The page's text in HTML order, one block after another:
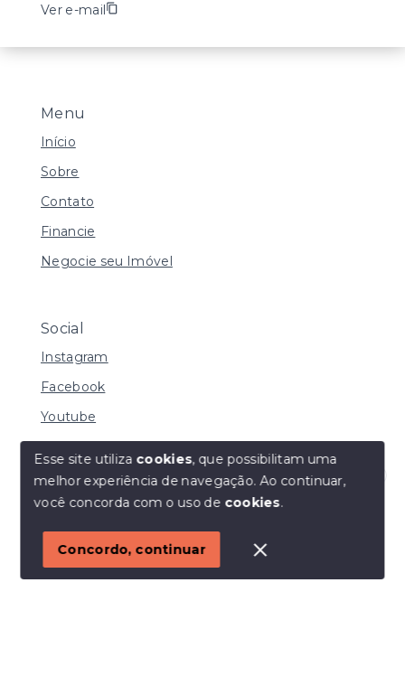
Olá! Estamos disponíveis para te ajudar.
Menu
Início
Sobre
Contato
Financie
Negocie seu Imóvel
Social
Instagram
Facebook
Youtube
© Copyright 2026 - I URBE CONSULTORIA
IMOBILIÁRIA | CRECI 33.934 J - Todos os direitos
SITE PARA IMOBILIARIA
Ver e-mail
Esse site utiliza cookies, que possibilitam uma
melhor experiência de navegação.Ao continuar,
você concorda com o uso de cookies.
Concordo, continuar